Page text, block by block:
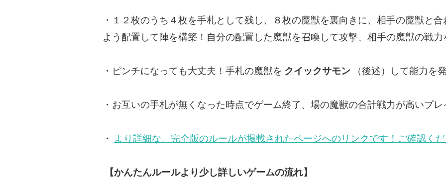
・１２枚のうち４枚を手札として残し、８枚の魔獣を裏向きに、相手の魔獣と
よう配置して陣を構築！自分の配置した魔獣を召喚して攻撃、相手の魔獣の戦
・ピンチになっても大丈夫！手札の魔獣を クイックサモン （後述）して能力を
・お互いの手札が無くなった時点でゲーム終了、場の魔獣の合計戦力が高いプ
・ より詳細な、完全版のルールが掲載されたページへのリンクです！ご確認く
【かんたんルールより少し詳しいゲームの流れ】